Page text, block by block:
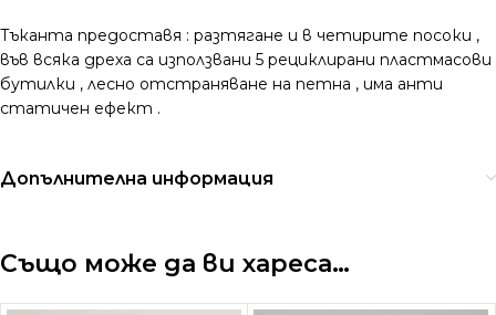
Тъканта предоставя : разтягане и в четирите посоки ,
във всяка дреха са използвани 5 рециклирани пластмасови
бутилки , лесно отстраняване на петна , има анти
статичен ефект .
Допълнителна информация
Също може да ви хареса…